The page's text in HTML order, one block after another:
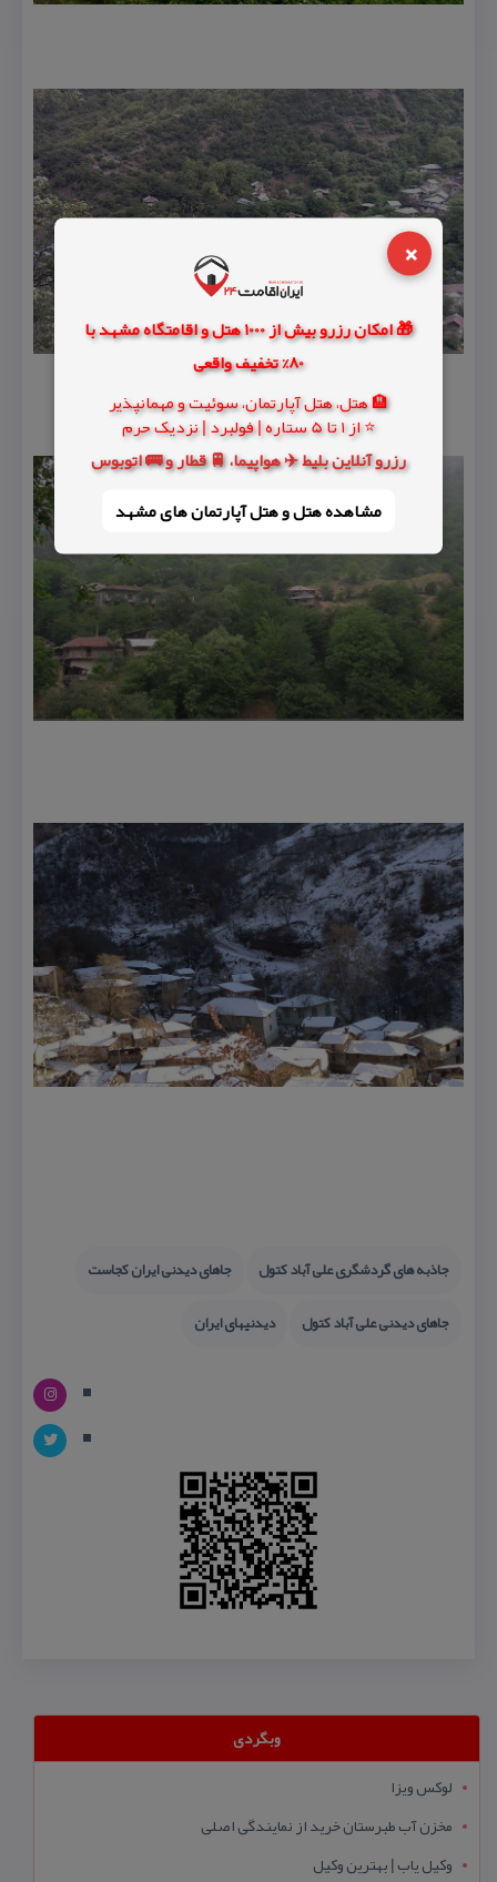
×
🎁 امکان رزرو بیش از 1000 هتل و اقامتگاه مشهد با
80% تخفیف واقعی
🏨 هتل، هتل آپارتمان، سوئیت و مهمانپذیر
⭐ از 1 تا 5 ستاره | فولبرد | نزدیک حرم
رزرو آنلاین بلیط ✈️ هواپیما، 🚆 قطار و 🚌 اتوبوس
مشاهده هتل و هتل‌ آپارتمان های مشهد
جاذبه های گردشگری علی آباد كتول
جاهای دیدنی ایران كجاست
جاهای دیدنی علی آباد كتول
دیدنیهای ایران
وبگردی
لوکس ویزا
مخزن آب طبرستان خرید از نمایندگی اصلی
وکیل یاب | بهترین وکیل